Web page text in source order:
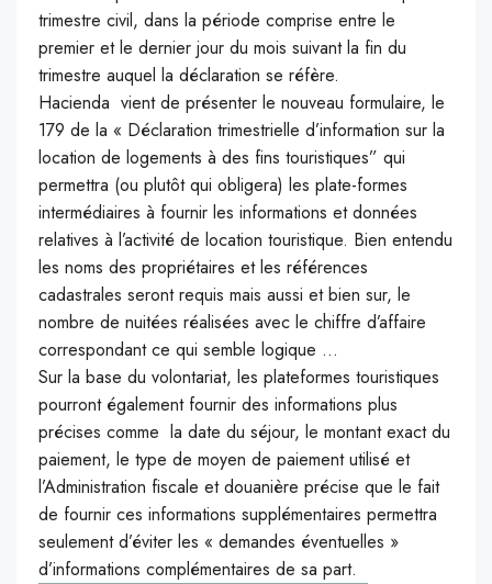
trimestre civil, dans la période comprise entre le
premier et le dernier jour du mois suivant la fin du
trimestre auquel la déclaration se réfère.
Hacienda vient de présenter le nouveau formulaire, le
179 de la « Déclaration trimestrielle d’information sur la
location de logements à des fins touristiques” qui
permettra (ou plutôt qui obligera) les plate-formes
intermédiaires à fournir les informations et données
relatives à l’activité de location touristique. Bien entendu
les noms des propriétaires et les références
cadastrales seront requis mais aussi et bien sur, le
nombre de nuitées réalisées avec le chiffre d’affaire
correspondant ce qui semble logique …
Sur la base du volontariat, les plateformes touristiques
pourront également fournir des informations plus
précises comme la date du séjour, le montant exact du
paiement, le type de moyen de paiement utilisé et
l’Administration fiscale et douanière précise que le fait
de fournir ces informations supplémentaires permettra
seulement d’éviter les « demandes éventuelles »
d’informations complémentaires de sa part.